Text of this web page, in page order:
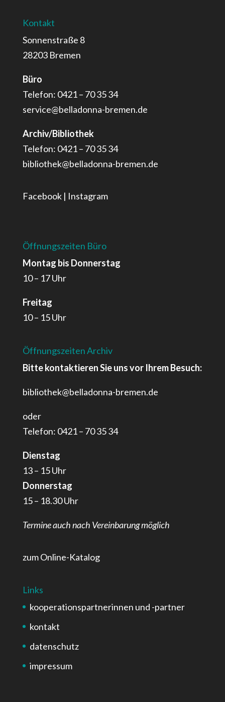
Kontakt
Sonnenstraße 8
28203 Bremen
Büro
Telefon: 0421 – 70 35 34
service@belladonna-bremen.de
Archiv/Bibliothek
Telefon: 0421 – 70 35 34
bibliothek@belladonna-bremen.de
Facebook| Instagram
Öffnungszeiten Büro
Montag bis Donnerstag
10 – 17 Uhr
Freitag
10 – 15 Uhr
Öffnungszeiten Archiv
Bitte kontaktieren Sie uns vor Ihrem Besuch:
bibliothek@belladonna-bremen.de
oder
Telefon: 0421 – 70 35 34
Dienstag
13 – 15 Uhr
Donnerstag
15 – 18.30 Uhr
Termine auch nach Vereinbarung möglich
zum Online-Katalog
Links
kooperationspartnerinnen und -partner
kontakt
datenschutz
impressum